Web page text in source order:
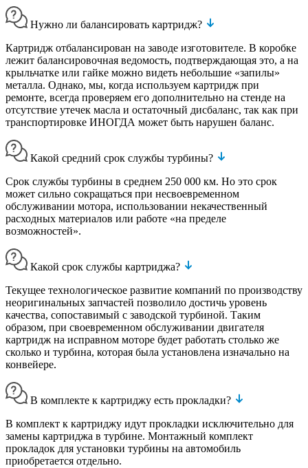
Нужно ли балансировать картридж?
Картридж отбалансирован на заводе изготовителе. В коробке
лежит балансировочная ведомость, подтверждающая это, а на
крыльчатке или гайке можно видеть небольшие «запилы»
металла. Однако, мы, когда используем картридж при
ремонте, всегда проверяем его дополнительно на стенде на
отсутствие утечек масла и остаточный дисбаланс, так как при
транспортировке ИНОГДА может быть нарушен баланс.
Какой средний срок службы турбины?
Срок службы турбины в среднем 250 000 км. Но это срок
может сильно сокращаться при несвоевременном
обслуживании мотора, использовании некачественный
расходных материалов или работе «на пределе
возможностей».
Какой срок службы картриджа?
Текущее технологическое развитие компаний по производству
неоригинальных запчастей позволило достичь уровень
качества, сопоставимый с заводской турбиной. Таким
образом, при своевременном обслуживании двигателя
картридж на исправном моторе будет работать столько же
сколько и турбина, которая была установлена изначально на
конвейере.
В комплекте к картриджу есть прокладки?
В комплект к картриджу идут прокладки исключительно для
замены картриджа в турбине. Монтажный комплект
прокладок для установки турбины на автомобиль
приобретается отдельно.